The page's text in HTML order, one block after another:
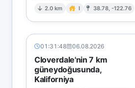
2.0 km I 38.78, -122.76
01:31:48 06.08.2026
Cloverdale'nin 7 km
güneydoğusunda,
Kaliforniya